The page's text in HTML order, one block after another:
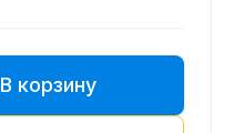
В корзину